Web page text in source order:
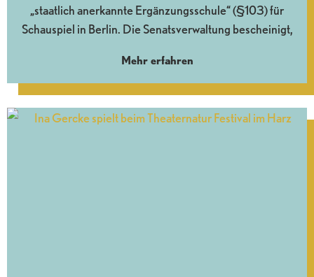
„staatlich anerkannte Ergänzungsschule“ (§103) für
Schauspiel in Berlin. Die Senatsverwaltung bescheinigt,
Mehr erfahren